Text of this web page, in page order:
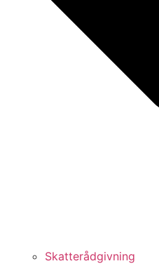
Skatterådgivning